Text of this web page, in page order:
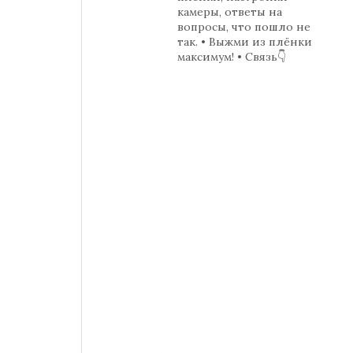
камеры, ответы на
вопросы, что пошло не
так. • Выжми из плёнки
максимум! • Связь👇